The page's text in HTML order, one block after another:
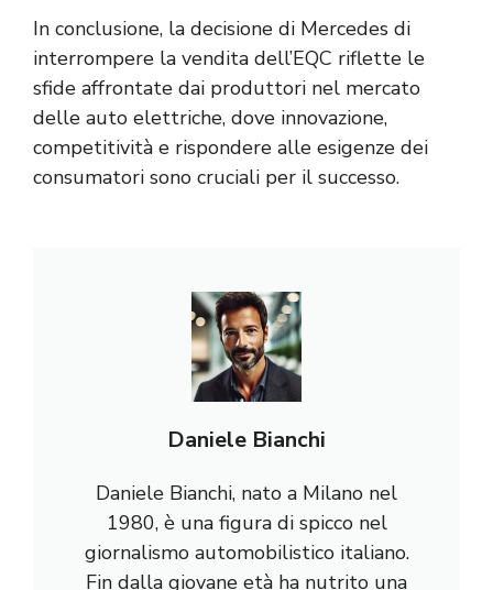
In conclusione, la decisione di Mercedes di
interrompere la vendita dell’EQC riflette le
sfide affrontate dai produttori nel mercato
delle auto elettriche, dove innovazione,
competitività e rispondere alle esigenze dei
consumatori sono cruciali per il successo.
Daniele Bianchi
Daniele Bianchi, nato a Milano nel
1980, è una figura di spicco nel
giornalismo automobilistico italiano.
Fin dalla giovane età ha nutrito una